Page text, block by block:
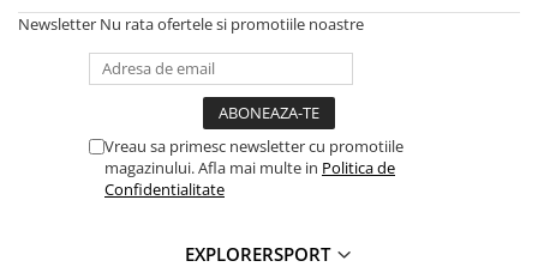
Newsletter Nu rata ofertele si promotiile noastre
Vreau sa primesc newsletter cu promotiile
magazinului. Afla mai multe in Politica de
Confidentialitate
EXPLORERSPORT